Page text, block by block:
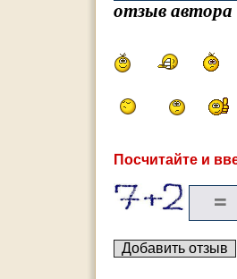
отзыв
Посчитайте и